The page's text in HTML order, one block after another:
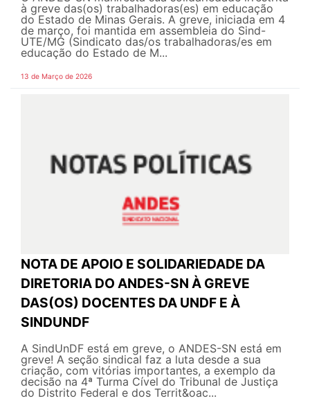
à greve das(os) trabalhadoras(es) em educação
do Estado de Minas Gerais. A greve, iniciada em 4
de março, foi mantida em assembleia do Sind-
UTE/MG (Sindicato das/os trabalhadoras/es em
educação do Estado de M...
13 de Março de 2026
NOTA DE APOIO E SOLIDARIEDADE DA
DIRETORIA DO ANDES-SN À GREVE
DAS(OS) DOCENTES DA UNDF E À
SINDUNDF
A SindUnDF está em greve, o ANDES-SN está em
greve! A seção sindical faz a luta desde a sua
criação, com vitórias importantes, a exemplo da
decisão na 4ª Turma Cível do Tribunal de Justiça
do Distrito Federal e dos Territ&oac...